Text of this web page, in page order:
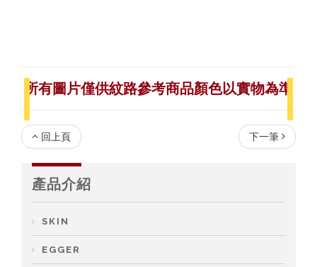
所有圖片僅供紋路參考商品顏色以實物為準
回上頁 下一筆
產品介紹
SKIN
EGGER